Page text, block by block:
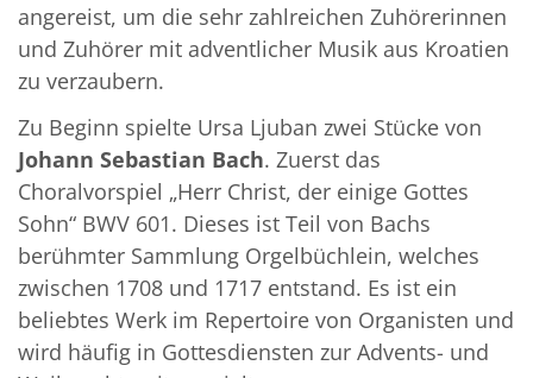
angereist, um die sehr zahlreichen Zuhörerinnen
und Zuhörer mit adventlicher Musik aus Kroatien
zu verzaubern.
Zu Beginn spielte Ursa Ljuban zwei Stücke von
Johann Sebastian Bach. Zuerst das
Choralvorspiel „Herr Christ, der einige Gottes
Sohn“ BWV 601. Dieses ist Teil von Bachs
berühmter Sammlung Orgelbüchlein, welches
zwischen 1708 und 1717 entstand. Es ist ein
beliebtes Werk im Repertoire von Organisten und
wird häufig in Gottesdiensten zur Advents- und